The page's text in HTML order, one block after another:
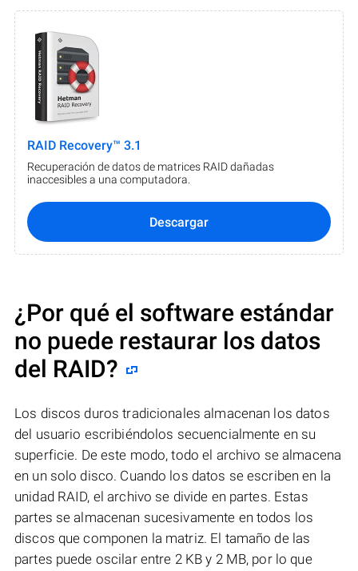
RAID Recovery™ 3.1
Recuperación de datos de matrices RAID dañadas
inaccesibles a una computadora.
Descargar
¿Por qué el software estándar
no puede restaurar los datos
del RAID?
Los discos duros tradicionales almacenan los datos
del usuario escribiéndolos secuencialmente en su
superficie. De este modo, todo el archivo se almacena
en un solo disco. Cuando los datos se escriben en la
unidad RAID, el archivo se divide en partes. Estas
partes se almacenan sucesivamente en todos los
discos que componen la matriz. El tamaño de las
partes puede oscilar entre 2 KB y 2 MB, por lo que